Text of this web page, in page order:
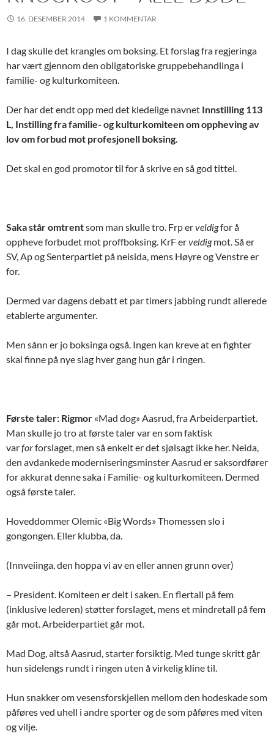
16. DESEMBER 2014 1 KOMMENTAR
I dag skulle det krangles om boksing. Et forslag fra regjeringa
har vært gjennom den obligatoriske gruppebehandlinga i
familie- og kulturkomiteen.
Der har det endt opp med det kledelige navnet Innstilling 113
L, Instilling fra familie- og kulturkomiteen om oppheving av
lov om forbud mot profesjonell boksing.
Det skal en god promotor til for å skrive en så god tittel.
Saka står omtrentsom man skulle tro. Frp erveldigfor å
oppheve forbudet mot proffboksing. KrF erveldigmot. Så er
SV, Ap og Senterpartiet på neisida, mens Høyre og Venstre er
for.
Dermed var dagens debatt et par timers jabbing rundt allerede
etablerte argumenter.
Men sånn er jo boksinga også. Ingen kan kreve at en fighter
skal finne på nye slag hver gang hun går i ringen.
Første taler: Rigmor «Mad dog» Aasrud, fra Arbeiderpartiet.
Man skulle jo tro at første taler var en som faktisk
varforforslaget, men så enkelt er det sjølsagt ikke her. Neida,
den avdankede moderniseringsminster Aasrud er saksordfører
for akkurat denne saka i Familie- og kulturkomiteen. Dermed
også første taler.
Hoveddommer Olemic «Big Words» Thomessen slo i
gongongen. Eller klubba, da.
(Innveiinga, den hoppa vi av en eller annen grunn over)
– President. Komiteen er delt i saken. En flertall på fem
(inklusive lederen) støtter forslaget, mens et mindretall på fem
går mot. Arbeiderpartiet går mot.
Mad Dog, altså Aasrud, starter forsiktig. Med tunge skritt går
hun sidelengs rundt i ringen uten å virkelig kline til.
Hun snakker om vesensforskjellen mellom den hodeskade som
påføres ved uhell i andre sporter og de som påføres med viten
og vilje.